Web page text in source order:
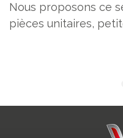
Nous proposons ce
pièces unitaires,